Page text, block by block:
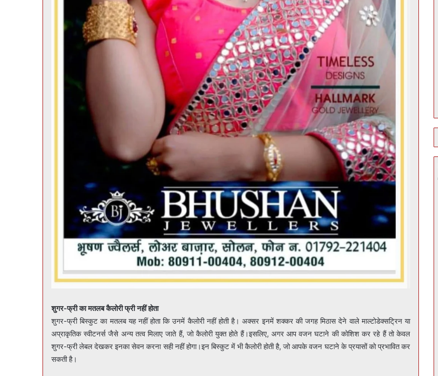
शुगर-फ्री का मतलब कैलोरी फ्री नहीं होता
शुगर-फ्री बिस्कुट का मतलब यह नहीं होता कि उनमें कैलोरी नहीं होती है। अक्सर इनमें शक्कर की जगह मिठास देने वाले माल्टोडेक्सट्रिन या
अप्राकृतिक स्वीटनर्स जैसे अन्य तत्व मिलाए जाते हैं, जो कैलोरी युक्त होते हैं।इसलिए, अगर आप वजन घटाने की कोशिश कर रहे हैं तो केवल
शुगर-फ्री लेबल देखकर इनका सेवन करना सही नहीं होगा।इन बिस्कुट में भी कैलोरी होती है, जो आपके वजन घटाने के प्रयासों को प्रभावित कर
सकती है।